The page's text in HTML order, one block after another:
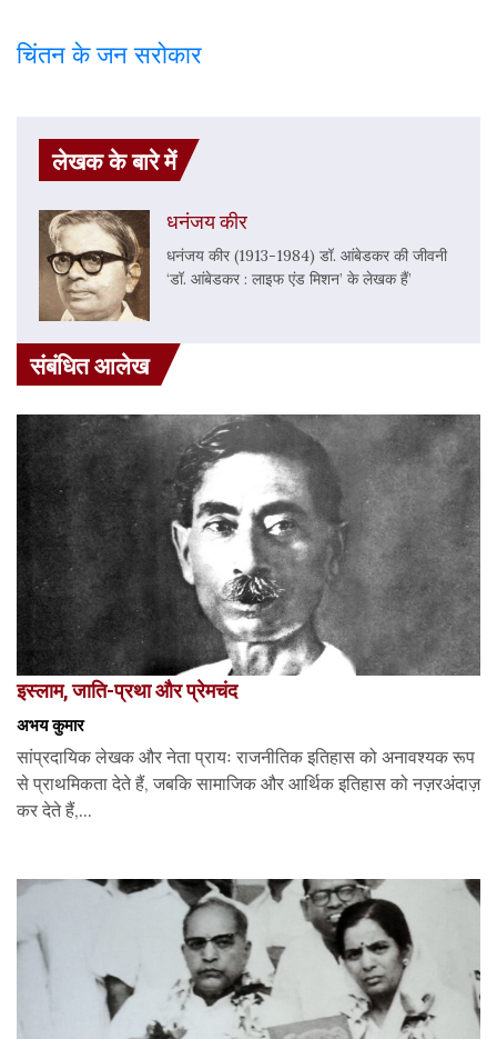
चिंतन के जन सरोकार
लेखक के बारे में
धनंजय कीर
धनंजय कीर (1913-1984) डॉ. आंबेडकर की जीवनी
‘डॉ. आंबेडकर : लाइफ एंड मिशन’ के लेखक हैं’
संबंधित आलेख
इस्लाम, जाति-प्रथा और प्रेमचंद
अभय कुमार
सांप्रदायिक लेखक और नेता प्रायः राजनीतिक इतिहास को अनावश्यक रूप
से प्राथमिकता देते हैं, जबकि सामाजिक और आर्थिक इतिहास को नज़रअंदाज़
कर देते हैं,...